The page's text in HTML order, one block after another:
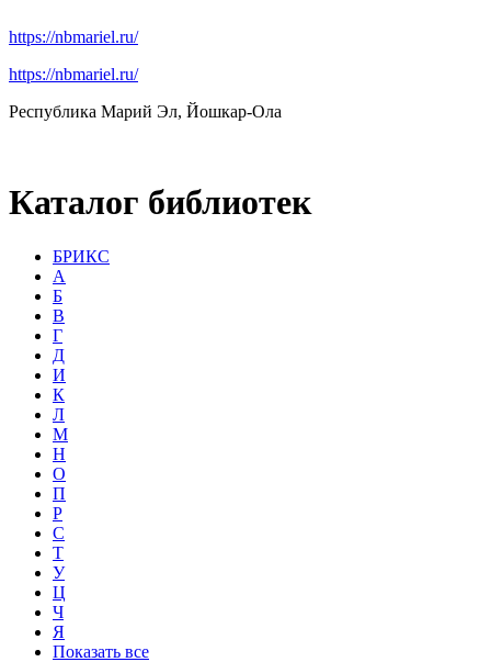
https://nbmariel.ru/
https://nbmariel.ru/
Республика Марий Эл, Йошкар-Ола
Каталог библиотек
БРИКС
А
Б
В
Г
Д
И
К
Л
М
Н
О
П
Р
С
Т
У
Ц
Ч
Я
Показать все